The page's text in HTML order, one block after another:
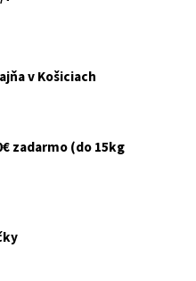
v Košiciach
zadarmo (do 15kg